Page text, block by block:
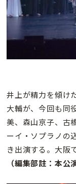
井上が精力を傾け
大輔が、今回も同
美、森山京子、古
ーイ・ソプラノの
き出演する。大阪
（編集部註：本公